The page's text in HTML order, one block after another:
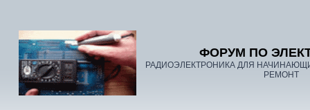
ФОРУМ ПО
РАДИОЭЛЕКТРОНИКА ДЛЯ
РЕМОНТ